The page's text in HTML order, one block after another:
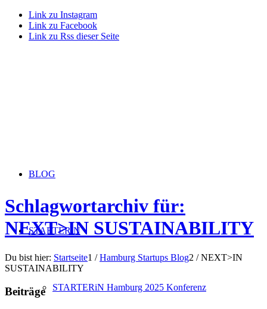
Link zu Instagram
Link zu Facebook
Link zu Rss dieser Seite
BLOG
STARTERiN
STARTERiN Hamburg 2025 Konferenz
Schlagwortarchiv für:
NEXT>IN SUSTAINABILITY
Du bist hier: Startseite1 / Hamburg Startups Blog2 / NEXT>IN
SUSTAINABILITY
Beiträge